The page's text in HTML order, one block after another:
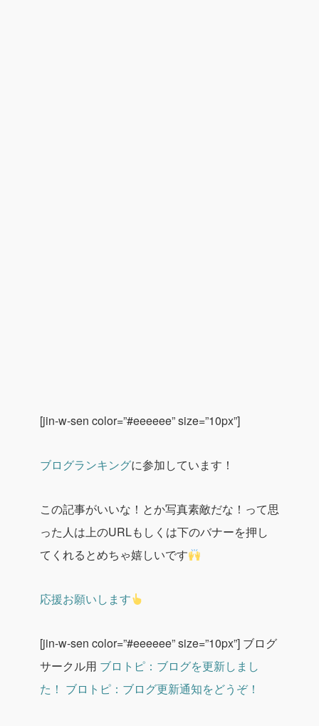
[jin-w-sen color=”#eeeeee” size=”10px”]
ブログランキングに参加しています！
この記事がいいな！とか写真素敵だな！って思
った人は上のURLもしくは下のバナーを押し
てくれるとめちゃ嬉しいです
応援お願いします
[jin-w-sen color=”#eeeeee” size=”10px”] ブログ
サークル用 ブロトピ：ブログを更新しまし
た！ ブロトピ：ブログ更新通知をどうぞ！